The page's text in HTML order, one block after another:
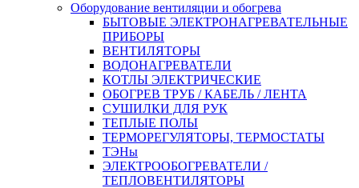
Оборудование вентиляции и обогрева
БЫТОВЫЕ ЭЛЕКТРОНАГРЕВАТЕЛЬНЫЕ
ПРИБОРЫ
ВЕНТИЛЯТОРЫ
ВОДОНАГРЕВАТЕЛИ
КОТЛЫ ЭЛЕКТРИЧЕСКИЕ
ОБОГРЕВ ТРУБ / КАБЕЛЬ / ЛЕНТА
СУШИЛКИ ДЛЯ РУК
ТЕПЛЫЕ ПОЛЫ
ТЕРМОРЕГУЛЯТОРЫ, ТЕРМОСТАТЫ
ТЭНы
ЭЛЕКТРООБОГРЕВАТЕЛИ /
ТЕПЛОВЕНТИЛЯТОРЫ